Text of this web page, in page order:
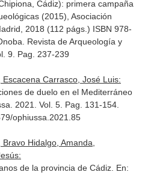
Cádiz): primera campaña
(2015), Asociación
2018 (112 págs.) ISBN 978-
Revista de Arqueología y
9. Pag. 237-239
Carrasco, José Luis:
de duelo en el Mediterráneo
. 2021. Vol. 5. Pag. 131-154.
ophiussa.2021.85
Hidalgo, Amanda,
de la provincia de Cádiz. En: